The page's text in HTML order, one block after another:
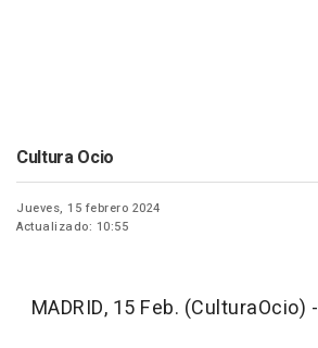
Cultura Ocio
Jueves, 15 febrero 2024
Actualizado: 10:55
MADRID, 15 Feb. (CulturaOcio) -